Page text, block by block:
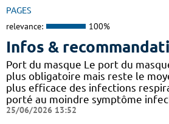
PAGES
relevance: 100%
Infos &
Port du masque Le port du
plus obligatoire mais reste le
plus efficace des infections
porté au moindre symptôme
25/06/2026 13:52